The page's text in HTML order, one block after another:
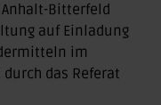
Bitterfeld
auf Einladung
im
das Referat